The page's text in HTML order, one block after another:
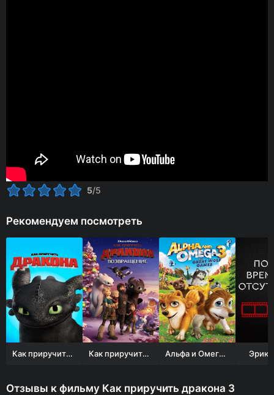
5/5
Рекомендуем посмотреть
Как приручить дракона Как приручить дракона: Возвращение Альфа и Омега 3: Большие Волчьи Игры Эрик
Отзывы к фильму Как приручить дракона 3